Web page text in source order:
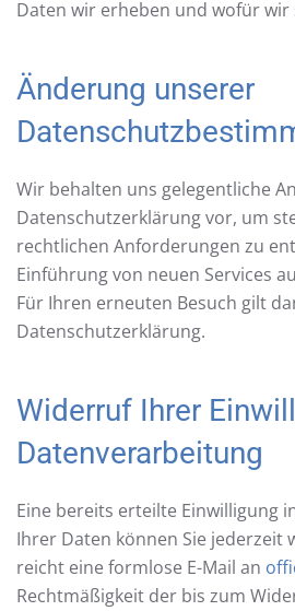
Daten wir erheben und wofür wir
Änderung unserer
Wir behalten uns gelegentliche
Datenschutzerklärung vor, um
rechtlichen Anforderungen zu
Einführung von neuen Services
Für Ihren erneuten Besuch gilt
Datenschutzerklärung.
Widerruf Ihrer
Datenverarbeitung
Eine bereits erteilte Einwilligung
Ihrer Daten können Sie jederzeit
reicht eine formlose E-Mail an
Rechtmäßigkeit der bis zum